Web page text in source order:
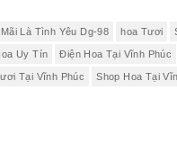
Là Tình Yêu Dg-98 hoa Tươi
Uy Tín Điện Hoa Tại Vĩnh Phúc
Tại Vĩnh Phúc Shop Hoa Tại